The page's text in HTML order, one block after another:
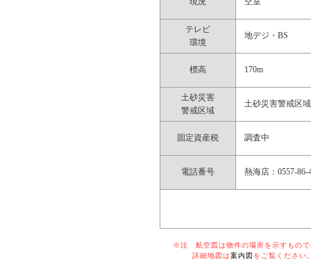
テレビ
環境
地デジ・BS
標高 170m
土砂災害
警戒区域
土砂災害警戒区
固定資産税 調査中
電話番号 熱海店：0557-86-
※注 航空図は物件の場所を示すものでは
詳細地図は案内図 をご覧ください